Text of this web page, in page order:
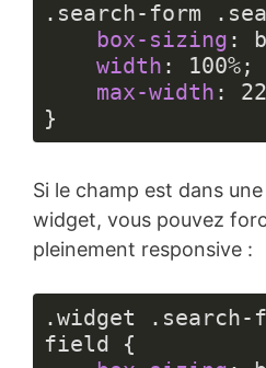
.search-form
box-sizing :
width : 100%;
max-width :
}
code :
CSS
(css)
Si le champ est dans
widget, vous pouvez
pleinement responsive :
.widget .search-
field {